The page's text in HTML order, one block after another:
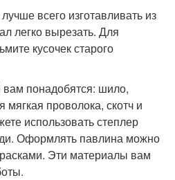
всего изготавливать из
легко вырезать. Для
кусочек старого
понадобятся: шило,
проволока, скотч и
использовать степлер
Оформлять павлина можно
Эти материалы вам